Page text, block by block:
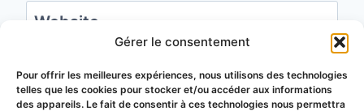
Gérer le consentement
Pour offrir les meilleures expériences, nous utilisons des technologies
telles que les cookies pour stocker et/ou accéder aux informations
des appareils. Le fait de consentir à ces technologies nous permettra
Website
Save my name, email, and website in this
browser for the next time I comment.